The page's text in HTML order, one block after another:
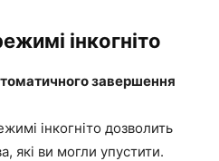
інкогніто
завершення
інкогніто дозволить
які ви могли упустити.